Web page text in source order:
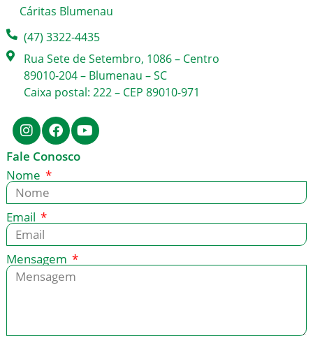
Cáritas Blumenau
(47) 3322-4435
Rua Sete de Setembro, 1086 – Centro
89010-204 – Blumenau – SC
Caixa postal: 222 – CEP 89010-971
Fale Conosco
Nome
Email
Mensagem